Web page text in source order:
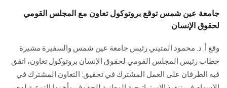
جامعة عين شمس توقع بروتوكول تعاون مع المجلس القومي
لحقوق الإنسان
وقع أ. د. محمود المتيني رئيس جامعة عين شمس والسفيرة مشيرة
خطاب رئيس المجلس القومي لحقوق الإنسان بروتوكول تعاون، اتفق
فيه الطرفان على العمل المشترك في تحقيق: التعاون المشترك في